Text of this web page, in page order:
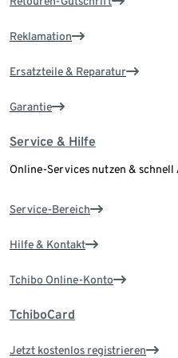
Reklamation
Ersatzteile & Reparatur
Garantie
Service & Hilfe
Online-Services nutzen &
Service-Bereich
Hilfe & Kontakt
Tchibo Online-Konto
TchiboCard
Jetzt kostenlos registrieren